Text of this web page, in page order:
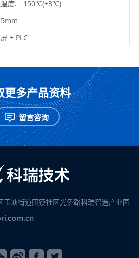
温度. - 150℃(±3℃)
+ PLC
更多产品资料
留言咨询
玉塘街道田寮社区光侨路科瑞智造产业园